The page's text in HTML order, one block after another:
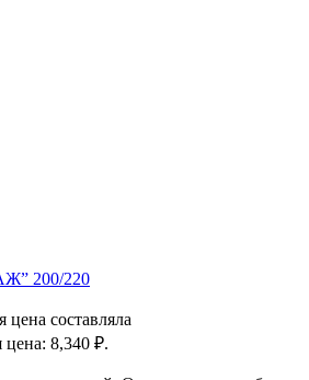
200/220
цена составляла
цена: 8,340 ₽.